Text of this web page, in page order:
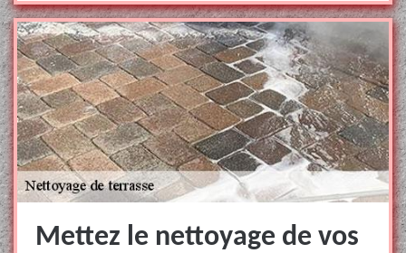
Mettez le nettoyage de vos